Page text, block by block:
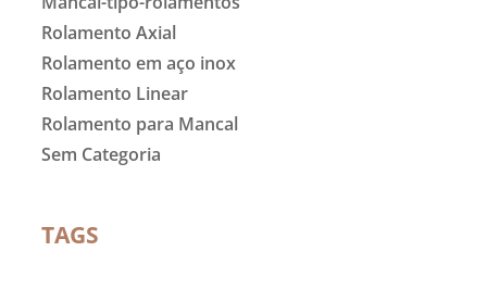
Rolamento Axial
Rolamento em aço inox
Rolamento Linear
Rolamento para Mancal
Sem Categoria
TAGS